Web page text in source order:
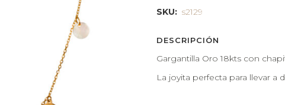
SKU: s2129
DESCRIPCIÓN
Gargantilla Oro 18kts con
La joyita perfecta para llevar a